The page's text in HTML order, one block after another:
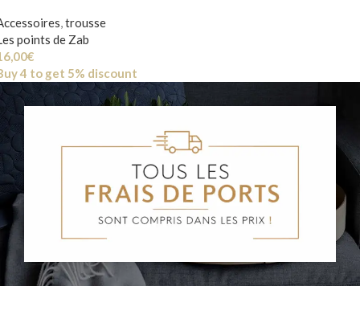
,trousse
points de Zab
€
4 to get 5% discount